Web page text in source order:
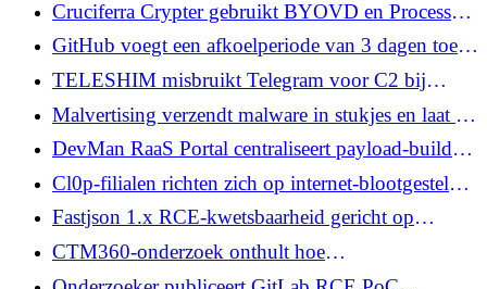
Cruciferra Crypter gebruikt BYOVD en Process
Ghosting om Windows-malware te verbergen
GitHub voegt een afkoelperiode van 3 dagen toe
voor de Dependabot om de adoptie van vergiftigde
pakketten te beperken
TELESHIM misbruikt Telegram voor C2 bij
aanvallen op regeringen in het Midden-Oosten
Malvertising verzendt malware in stukjes en laat de
browser vervolgens het uitvoerbare bestand
bouwen
DevMan RaaS Portal centraliseert payload-builds,
slachtofferbeheer en uitbetalingen aan partners
Cl0p-filialen richten zich op internet-blootgestelde
PTC Windchill en FlexPLM met niet-geverifieerde
RCE
Fastjson 1.x RCE-kwetsbaarheid gericht op
aanvallen zonder beschikbare patch
CTM360-onderzoek onthult hoe
verzekeringsphishing is geëvolueerd naar realtime